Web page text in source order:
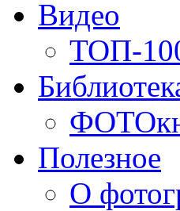
Видео
ТОП-
Полезное
О